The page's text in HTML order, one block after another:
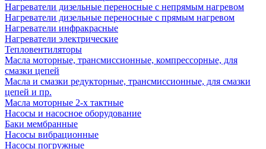
Нагреватели дизельные переносные с непрямым нагревом
Нагреватели дизельные переносные с прямым нагревом
Нагреватели инфракрасные
Нагреватели электрические
Тепловентиляторы
Масла моторные, трансмиссионные, компрессорные, для
смазки цепей
Масла и смазки редукторные, трансмиссионные, для смазки
цепей и пр.
Масла моторные 2-х тактные
Насосы и насосное оборудование
Баки мембранные
Насосы вибрационные
Насосы погружные